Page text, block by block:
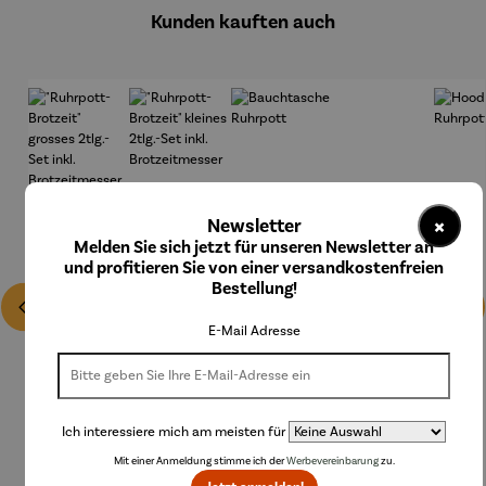
Kunden kauften auch
×
Newsletter
Melden Sie sich jetzt für unseren Newsletter an
und profitieren Sie von einer versandkostenfreien
Bestellung!
E-Mail Adresse
Ich interessiere mich am meisten für
Mit einer Anmeldung stimme ich derWerbevereinbarungzu.